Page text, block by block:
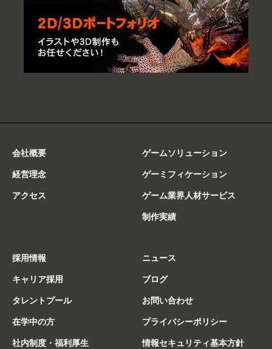
会社概要
経営理念
アクセス
ゲームソリューション
ゲーミフィケーション
ゲーム業界人材サービス
制作実績
採用情報
キャリア採用
タレントプール
在学中の方
社内制度・福利厚生
ニュース
ブログ
お問い合わせ
プライバシーポリシー
情報セキュリティ基本方針